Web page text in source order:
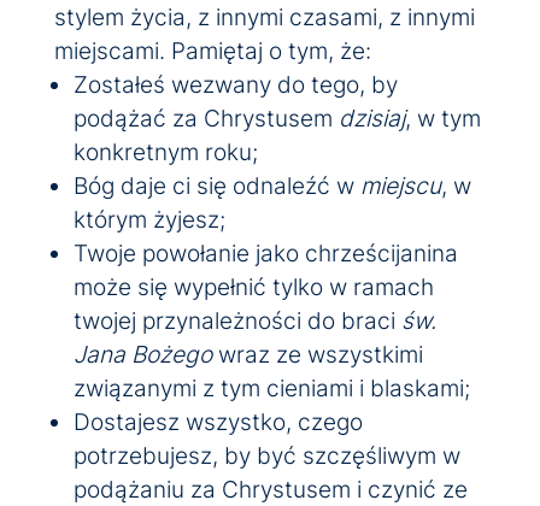
stylem życia, z innymi czasami, z innymi
miejscami. Pamiętaj o tym, że:
Zostałeś wezwany do tego, by
podążać za Chrystusem dzisiaj, w tym
konkretnym roku;
Bóg daje ci się odnaleźć w miejscu, w
którym żyjesz;
Twoje powołanie jako chrześcijanina
może się wypełnić tylko w ramach
twojej przynależności do braci św.
Jana Bożegowraz ze wszystkimi
związanymi z tym cieniami i blaskami;
Dostajesz wszystko, czego
potrzebujesz, by być szczęśliwym w
podążaniu za Chrystusem i czynić ze